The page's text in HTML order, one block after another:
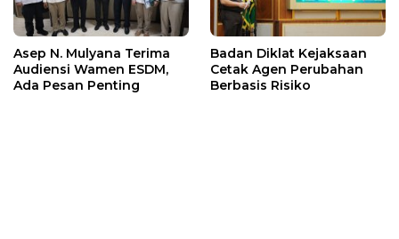
Asep N. Mulyana Terima
Audiensi Wamen ESDM,
Ada Pesan Penting
Badan Diklat Kejaksaan
Cetak Agen Perubahan
Berbasis Risiko